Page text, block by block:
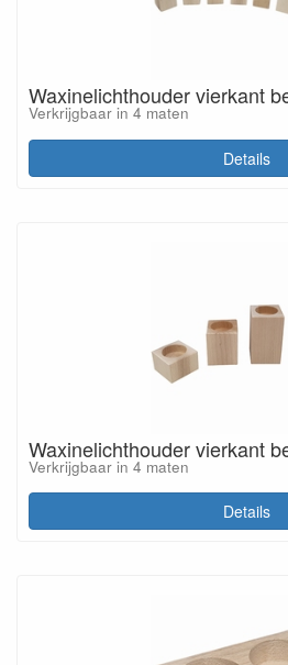
Waxinelichthouder vierkant
Verkrijgbaar in 4 maten
Details
Waxinelichthouder vierkant
Verkrijgbaar in 4 maten
Details